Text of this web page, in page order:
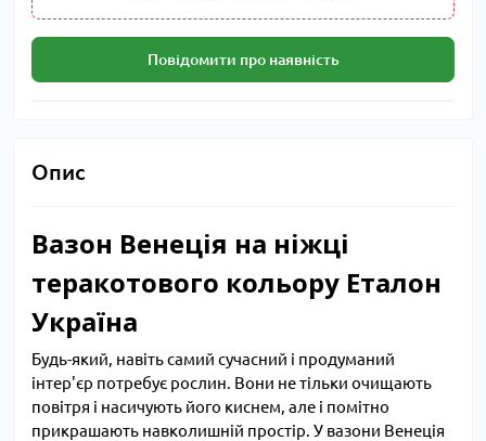
Повідомити про наявність
Опис
Вазон Венеція на ніжці
теракотового кольору Еталон
Україна
Будь-який, навіть самий сучасний і продуманий
інтер'єр потребує рослин. Вони не тільки очищають
повітря і насичують його киснем, але і помітно
прикрашають навколишній простір. У вазони Венеція